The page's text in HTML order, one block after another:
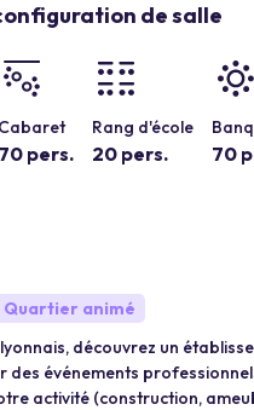
de salle
Cabaret
70 pers.
Rang d'école
20 pers. 70
Quartier animé
découvrez un
des événements
activité (construction,